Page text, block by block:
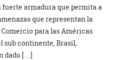
armadura que permita a
que representan la
para las Américas
sub continente, Brasil,
dado […]